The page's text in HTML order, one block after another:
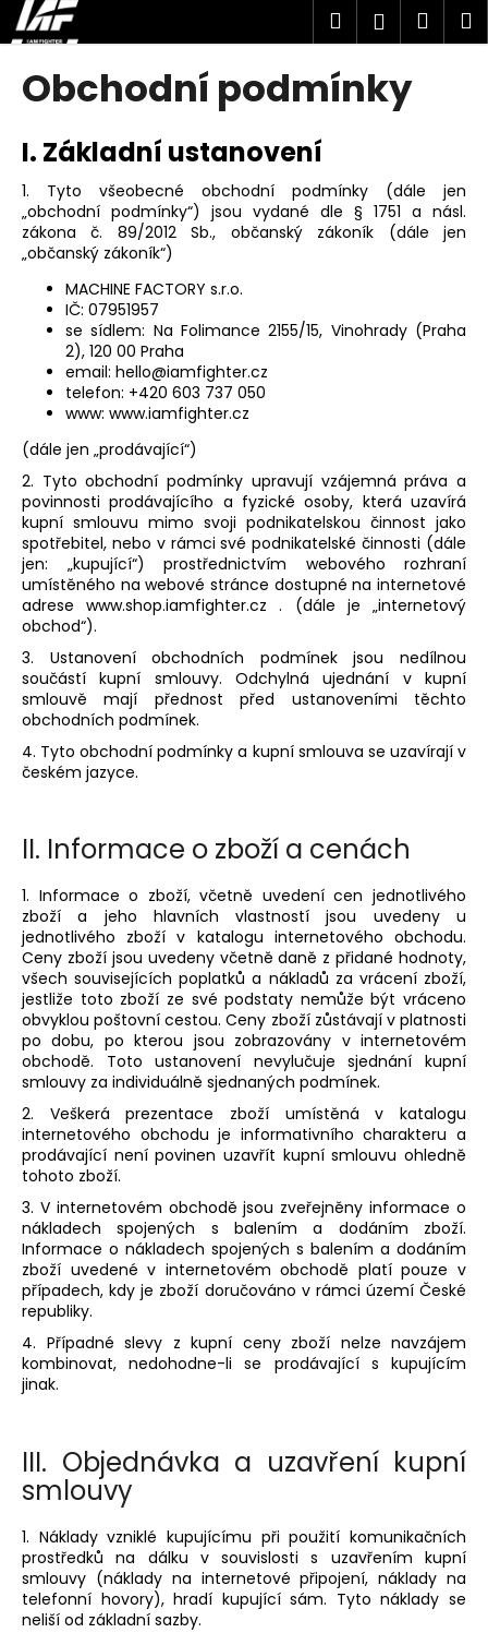
Přejít
na
obsah
Hledat
Obchodní podmínky
I. Základní ustanovení
1. Tyto všeobecné obchodní podmínky (dále jen
„obchodní podmínky“) jsou vydané dle § 1751 a násl.
zákona č. 89/2012 Sb., občanský zákoník (dále jen
„občanský zákoník“)
MACHINE FACTORY s.r.o.
IČ: 07951957
se sídlem: Na Folimance 2155/15, Vinohrady (Praha
2), 120 00 Praha
email: hello@iamfighter.cz
telefon: +420 603 737 050
www: www.iamfighter.cz
(dále jen „prodávající“)
2. Tyto obchodní podmínky upravují vzájemná práva a
povinnosti prodávajícího a fyzické osoby, která uzavírá
kupní smlouvu mimo svoji podnikatelskou činnost jako
spotřebitel, nebo v rámci své podnikatelské činnosti (dále
jen: „kupující“) prostřednictvím webového rozhraní
umístěného na webové stránce dostupné na internetové
adrese www.shop.iamfighter.cz . (dále je „internetový
obchod“).
3. Ustanovení obchodních podmínek jsou nedílnou
součástí kupní smlouvy. Odchylná ujednání v kupní
smlouvě mají přednost před ustanoveními těchto
obchodních podmínek.
4. Tyto obchodní podmínky a kupní smlouva se uzavírají v
českém jazyce.
II. Informace o zboží a cenách
1. Informace o zboží, včetně uvedení cen jednotlivého
zboží a jeho hlavních vlastností jsou uvedeny u
jednotlivého zboží v katalogu internetového obchodu.
Ceny zboží jsou uvedeny včetně daně z přidané hodnoty,
všech souvisejících poplatků a nákladů za vrácení zboží,
jestliže toto zboží ze své podstaty nemůže být vráceno
obvyklou poštovní cestou. Ceny zboží zůstávají v platnosti
po dobu, po kterou jsou zobrazovány v internetovém
obchodě. Toto ustanovení nevylučuje sjednání kupní
smlouvy za individuálně sjednaných podmínek.
2. Veškerá prezentace zboží umístěná v katalogu
internetového obchodu je informativního charakteru a
prodávající není povinen uzavřít kupní smlouvu ohledně
tohoto zboží.
3. V internetovém obchodě jsou zveřejněny informace o
nákladech spojených s balením a dodáním zboží.
Informace o nákladech spojených s balením a dodáním
zboží uvedené v internetovém obchodě platí pouze v
případech, kdy je zboží doručováno v rámci území České
republiky.
4. Případné slevy z kupní ceny zboží nelze navzájem
kombinovat, nedohodne-li se prodávající s kupujícím
jinak.
III. Objednávka a uzavření kupní
smlouvy
1. Náklady vzniklé kupujícímu při použití komunikačních
prostředků na dálku v souvislosti s uzavřením kupní
smlouvy (náklady na internetové připojení, náklady na
telefonní hovory), hradí kupující sám. Tyto náklady se
neliší od základní sazby.
o
o
p
o
t
ř
t
e
n
a
j
í
t
?
HLEDAT
D
o
p
o
r
u
č
u
j
e
m
e
IAF
PŘÍVĚSEK
RUKAVICE
NA
KLÍČE
ČERNÝ
169
Kč